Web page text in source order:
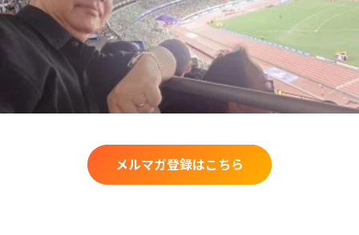
メルマガ登録はこちら